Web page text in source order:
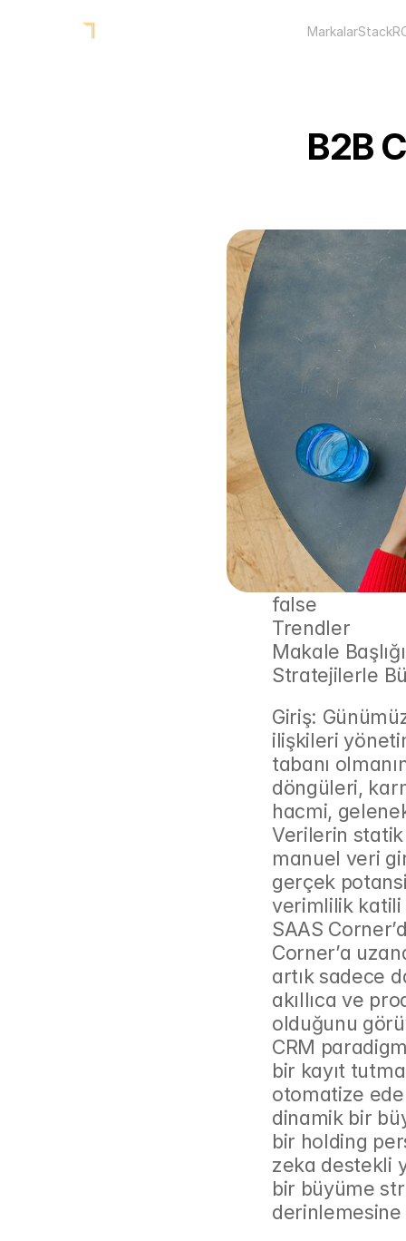
MarkalarStack
B2B
false
Trendler
Makale
Stratejilerle
Giriş:
ilişkileri
tabanı
döngüleri,
hacmi,
Verilerin statik
manuel veri
gerçek
verimlilik katili
SAAS
Corner’a
artık sadece
akıllıca ve
olduğunu
CRM
bir kayıt
otomatize
dinamik bir
bir holding
zeka destekli
bir büyüme